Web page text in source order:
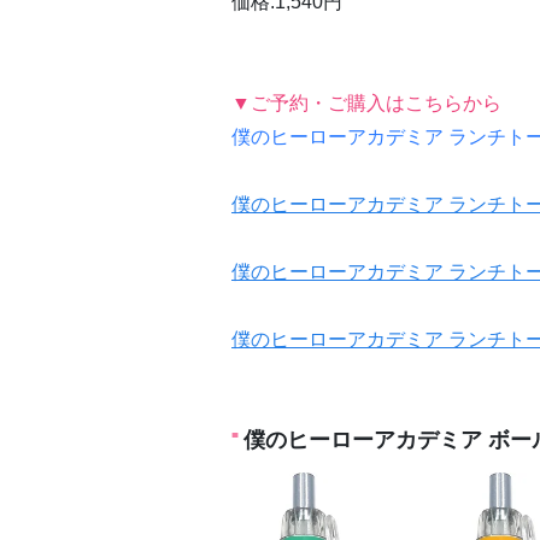
▼ご予約・ご購入はこちらから
僕のヒーローアカデミア ランチト
僕のヒーローアカデミア ランチト
僕のヒーローアカデミア ランチト
僕のヒーローアカデミア ランチト
僕のヒーローアカデミア ボー